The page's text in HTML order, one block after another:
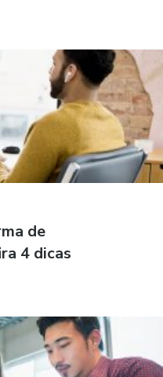
de
4 dicas